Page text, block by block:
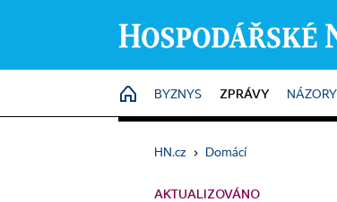
HOME
BYZNYS ZPRÁVY NÁZORY
HN.cz › Domácí
AKTUALIZOVÁNO